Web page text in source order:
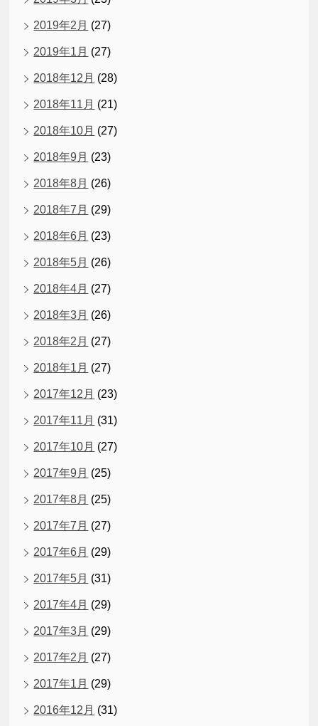
2019年2月 (27)
2019年1月 (27)
2018年12月 (28)
2018年11月 (21)
2018年10月 (27)
2018年9月 (23)
2018年8月 (26)
2018年7月 (29)
2018年6月 (23)
2018年5月 (26)
2018年4月 (27)
2018年3月 (26)
2018年2月 (27)
2018年1月 (27)
2017年12月 (23)
2017年11月 (31)
2017年10月 (27)
2017年9月 (25)
2017年8月 (25)
2017年7月 (27)
2017年6月 (29)
2017年5月 (31)
2017年4月 (29)
2017年3月 (29)
2017年2月 (27)
2017年1月 (29)
2016年12月 (31)